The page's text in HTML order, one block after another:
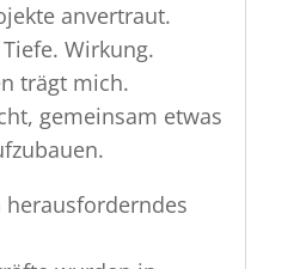
anvertraut.
Wirkung.
trägt mich.
gemeinsam etwas
herausforderndes